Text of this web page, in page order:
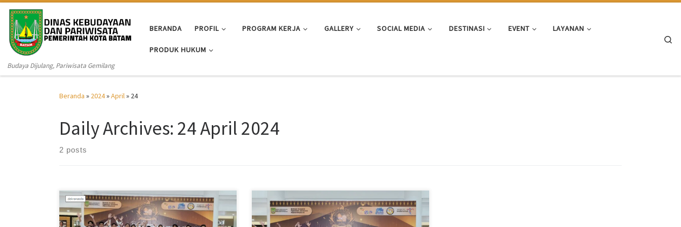
Skip to content
Budaya Dijulang, Pariwisata Gemilang
BERANDA PROFIL PROGRAM KERJA GALLERY SOCIAL MEDIA DESTINASI EVENT LAYANAN
PRODUK HUKUM
Beranda » 2024»April» 24
Daily Archives: 24 April 2024
2 posts
AlurNews.com – Sebanyak 20 finalis dari 203 orang
calon Duta Wisata Batam tahun 2024 akan kembali
bersaing pada grand final di Mei mendatang. Rentetan
SUDUTBATAM.COM – Sebanyak 20 finalis dari 203 calon
Duta Wisata Batam 2024 akan kembali bersaing saat
grand final pada Mei mendatang. “Setelah mengikuti